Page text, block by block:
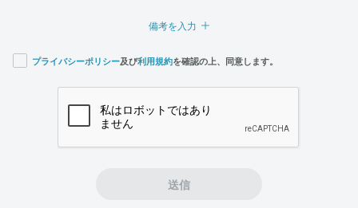
備考を入力
プライバシーポリシー及び利用規約を確認の上、同意します。
送信